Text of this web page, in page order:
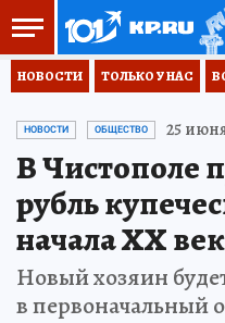
НОВОСТИ ТОЛЬКО У НАС
НОВОСТИ ОБЩЕСТВО 25
В Чистополе
рубль
начала XX
Новый хозяин
в первоначальный